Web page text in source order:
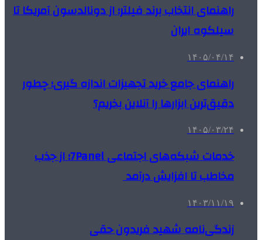
راهنمای انتخاب برند فیلتر؛ از دونالدسون آمریکا تا
سیلکوه ایران
۱۴۰۵/۰۴/۱۴
راهنمای جامع خرید تجهیزات اندازه گیری؛ چطور
دقیق‌ترین ابزارها را آنلاین بخریم؟
۱۴۰۵/۰۳/۲۴
خدمات شبکه‌های اجتماعی 7Panel؛ از جذب
مخاطب تا افزایش درآمد
۱۴۰۳/۱۱/۱۹
زندگی‌نامه شهید فریدون حقی